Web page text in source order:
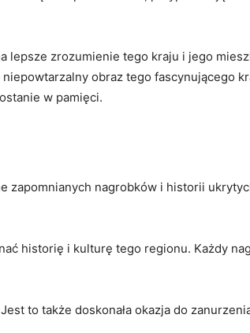
lepsze zrozumienie tego kraju i jego
obraz tego fascynującego
w pamięci.
zapomnianych nagrobków i historii
historię⁤ i kulturę tego regionu. Każdy
to także ⁤doskonała ⁢okazja do